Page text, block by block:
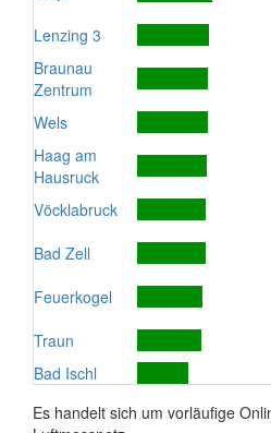
Lenzing 3
Braunau
Zentrum
Wels
Haag am
Hausruck
Vöcklabruck
Bad Zell
Feuerkogel
Traun
Bad Ischl
Es handelt sich um vorläufige